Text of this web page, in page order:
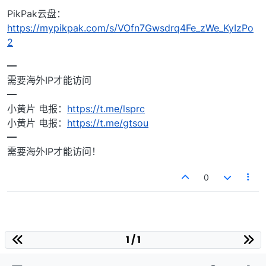
PikPak云盘：
https://mypikpak.com/s/VOfn7Gwsdrq4Fe_zWe_KyIzPo
2
━
需要海外IP才能访问
━
小黄片 电报： https://t.me/lsprc
小黄片 电报： https://t.me/gtsou
━
需要海外IP才能访问！
0
1 / 1